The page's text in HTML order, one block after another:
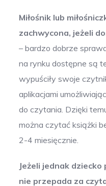
Miłośnik lub
zachwycona, jeżeli
– bardzo dobrze
na rynku dostępne są
wypuściły swoje
aplikacjami
do czytania. Dzięki
można czytać książki
2-4 miesięcznie.
Jeżeli jednak
nie przepada za